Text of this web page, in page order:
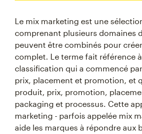
Le mix marketing est une
comprenant plusieurs domaines
peuvent être combinés pour
complet. Le terme fait référence
classification qui a commencé
prix, placement et promotion, et
produit, prix, promotion,
packaging et processus. Cette
marketing - parfois appelée mix
aide les marques à répondre aux